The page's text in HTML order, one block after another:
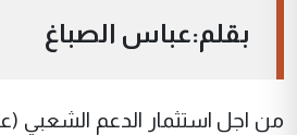
بقلم:عباس الصباغ
من اجل استثمار الدعم الشعبي